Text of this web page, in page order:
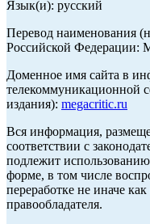
Язык(и): русский
Перевод наименования
Российской Федерации:
Доменное имя сайта в
телекоммуникационной
издания): megacritic.ru
Вся информация,
соответствии с
подлежит
форме, в том числе
переработке не иначе
правообладателя.